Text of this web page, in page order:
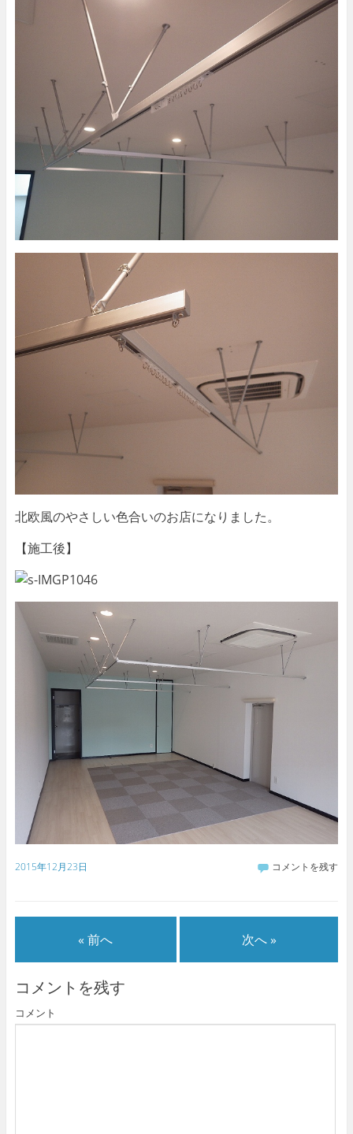
北欧風のやさしい色合いのお店になりました。
【施工後】
2015年12月23日 コメントを残す
« 前へ 次へ »
コメントを残す
コメント